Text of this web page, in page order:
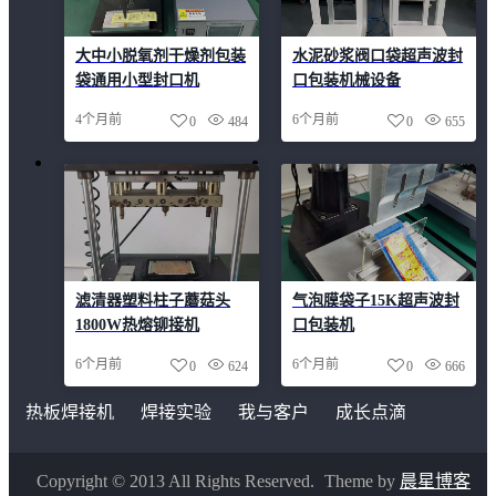
大中小脱氧剂干燥剂包装
袋通用小型封口机
4个月前 484
0
水泥砂浆阀口袋超声波封
口包装机械设备
6个月前 655
0
滤清器塑料柱子蘑菇头
1800W热熔铆接机
6个月前 624
0
气泡膜袋子15K超声波封
口包装机
6个月前 666
0
热板焊接机 焊接实验 我与客户 成长点滴
Copyright © 2013 All Rights Reserved. Theme by 晨星博客